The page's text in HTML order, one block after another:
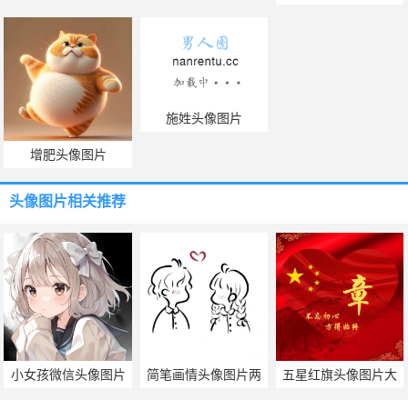
增肥头像图片
施姓头像图片
头像图片相关推荐
小女孩微信头像图片
简笔画情头像图片两
五星红旗头像图片大